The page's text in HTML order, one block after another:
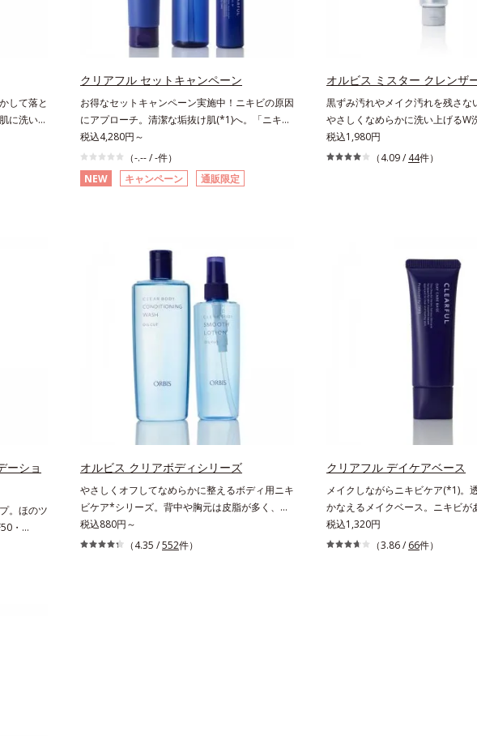
も力強
す。*1
パンテ
ース
うるおい
おきないということではありません※ノンコメド
ジェニックテスト済＝すべての人にコメド（ニキ
ビのもと）ができないというわけではありません
ビ肌を、みずみずしい清潔な垢抜
きます。たっぷりの保湿成分で低
イノシット、フィチン酸、ユズセ
えて毛穴を目立たなくする*4 洗浄
除去*5 すべての方に皮膚刺激が
わけではありません※敏感肌対象
（すべての人に皮膚刺激がおきな
して落と
に洗い上
う」「毛
ごや口ま
実現。
らぎや
抜け肌
低刺
(*5)。*1
セラミ
いによ
洗浄に
がおき
対象パッ
きないと
クリアフル セットキャンペーン
お得なセットキャンペーン実施中！ニキビの原因
にアプローチ。清潔な垢抜け肌(*1)へ。「ニキビ
をくり返してしまう」「毛穴目立ち(*2)が気にな
る」「マスク生活であごや口まわりのニキビが気
になる」というお悩みに。くり返しニキビの根本
原因「肌のバリア機能の低下」と、肌悩み「毛穴
るおいを与え、バリア機能を維持。ニキビができ
にくい肌を目指します。さらにビタミンC誘導体
(*3)と5種の整肌成分(*4)から成る「ナノVCショ
ットカプセル(*5)」を配合。カプセルが浸透(*6)
してから成分を放出する特殊技術によって、高い
浸透力(*6)と安定性を実現。毛穴の目立ちをしっ
かりケア(*7)して、ゆらぎやすいニキビ肌を、み
ずみずしい清潔な垢抜け肌(*1)へと導きます。た
っぷりの保湿成分で低刺激。敏感肌の方にもお使
いいただけます(*8)。L＝さっぱりタイプ（ニキ
ビのできやすい肌・超脂性肌～普通肌）M＝しっ
とりタイプ（ニキビのできやすい肌・普通肌～乾
性肌）*1 洗浄による汚れの除去*2 キメの乱れに
よる*3 テトラ2-ヘキシルデカン酸アスコルビル
配合＝整肌成分*4 天然ビタミンE、イノシット、
フィチン酸、ユズセラミド、スフィンゴ糖脂質
*5 テトラ2-ヘキシルデカン酸アスコルビル、天
然ビタミンE、イノシット、フィチン酸、ユズセ
税込4,280円～
（-.-- / -件）
NEW
キャンペーン 通販限定
オルビス ミスター クレンザ
黒ずみ汚れやメイク汚れを残さな
やさしくなめらかに洗い上げるW
シャルクレンザー。過剰な皮脂と
詰まって発生する黒ずみ汚れに着
潔透明肌へと導きます。毛穴の汚
い流す期待感が高まる黒と、優し
ようなとろけ感のジェル状テクス
黒ずみもメイクもしっかり洗い流
はつるんとした肌に。泡立て不要
朝も疲れて帰ってきた夜も手軽に
ス、ハス花エキス、乳酸桿菌/セイ
発酵液、アルギニン【ご使用ステ
ミスター クレンザー ⇒ 化粧水 ⇒
料と置き換えてご使用いただけま
回のスペシャル洗顔としてのご使
たしますが、クレンジング料とし
く場合や、お肌の状態に合わせて
だいても問題ありません。【ご使
(さくらんぼ 1粒程度)をとり、乾い
しくらせんを描くように、よくな
税込1,980円
（4.09 / 44件）
ーショ
。ほのツ
・
さらさ
ーショ
るでつけ
ドーナツ
一に光を
ちにく
ープル
めです。
べ）効果
オルビス クリアボディシリーズ
やさしくオフしてなめらかに整えるボディ用ニキ
ビケア*シリーズ。背中や胸元は皮脂が多く、意
外とニキビのできやすい部分です。顔と背中では
皮膚の厚みが違うから、すべすべボディのために
税込880円～
（4.35 /552件）
クリアフル デイケアベース
メイクしながらニキビケア(*1)。
かなえるメイクベース。ニキビが
はニキビに良くないのではないか
ち。しかし何も塗らないと、刺激
税込1,320円
（3.86 / 66件）